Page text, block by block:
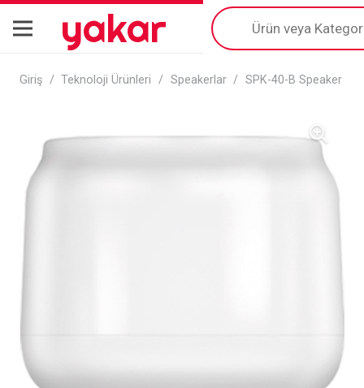
yakar
Products
search
Giriş / Teknoloji Ürünleri / Speakerlar / SPK-40-B Speaker